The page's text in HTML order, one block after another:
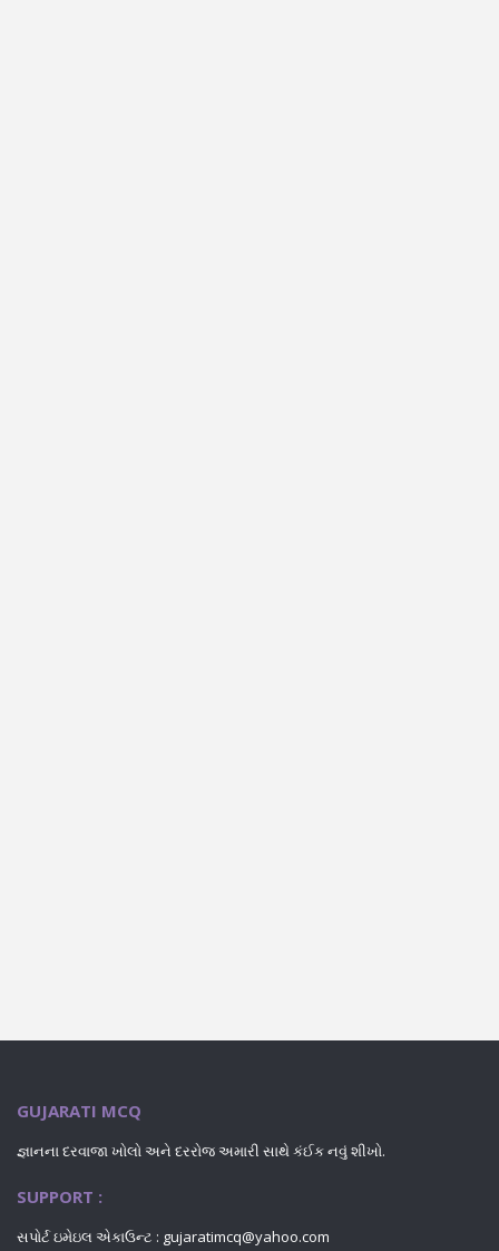
GUJARATI MCQ
જ્ઞાનના દરવાજા ખોલો અને દરરોજ અમારી સાથે કંઈક નવું શીખો.
SUPPORT :
સપોર્ટ ઇમેઇલ એકાઉન્ટ : gujaratimcq@yahoo.com